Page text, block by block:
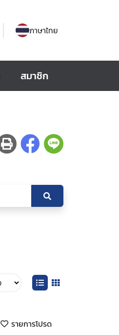
ภาษาไทย
สมาชิก
รายการโปรด